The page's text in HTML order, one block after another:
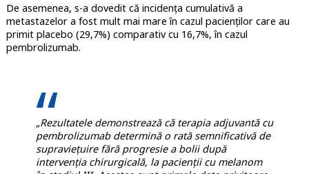
De asemenea, s-a dovedit că incidența cumulativă a
metastazelor a fost mult mai mare în cazul pacienților care au
primit placebo (29,7%) comparativ cu 16,7%, în cazul
pembrolizumab.
„Rezultatele demonstrează că terapia adjuvantă cu
pembrolizumab determină o rată semnificativă de
supraviețuire fără progresie a bolii după
intervenția chirurgicală, la pacienții cu melanom